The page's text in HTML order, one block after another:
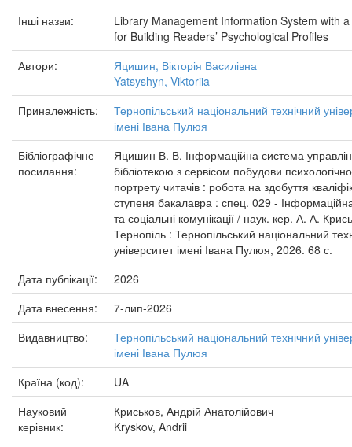
Інші назви:
Library Management Information System with
for Building Readers’ Psychological Profiles
Автори:
Яцишин, Вікторія Василівна
Yatsyshyn, Viktoriia
Приналежність:
Тернопільський національний технічний
імені Івана Пулюя
Бібліографічне
посилання:
Яцишин В. В. Інформаційна система
бібліотекою з сервісом побудови
портрету читачів : робота на здобуття
ступеня бакалавра : спец. 029 -
та соціальні комунікації / наук. кер. А. А.
Тернопіль : Тернопільський національний
університет імені Івана Пулюя, 2026. 68 с.
Дата публікації:
2026
Дата внесення:
7-лип-2026
Видавництво:
Тернопільський національний технічний
імені Івана Пулюя
Країна (код):
UA
Науковий
керівник:
Криськов, Андрій Анатолійович
Kryskov, Andrii